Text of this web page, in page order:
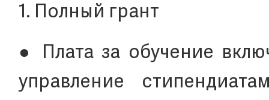
1. Полный грант
● Плата за обучение
управление